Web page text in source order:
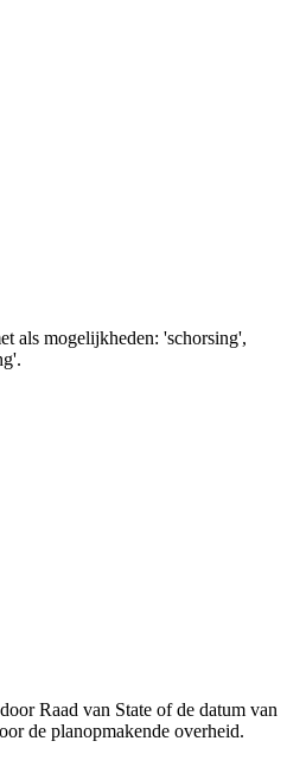
als mogelijkheden: 'schorsing',
Raad van State of de datum van
de planopmakende overheid.